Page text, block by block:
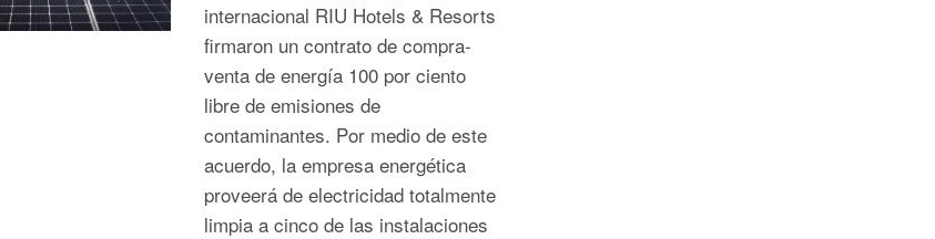
internacional RIU Hotels & Resorts
firmaron un contrato de compra-
venta de energía 100 por ciento
libre de emisiones de
contaminantes. Por medio de este
acuerdo, la empresa energética
proveerá de electricidad totalmente
limpia a cinco de las instalaciones